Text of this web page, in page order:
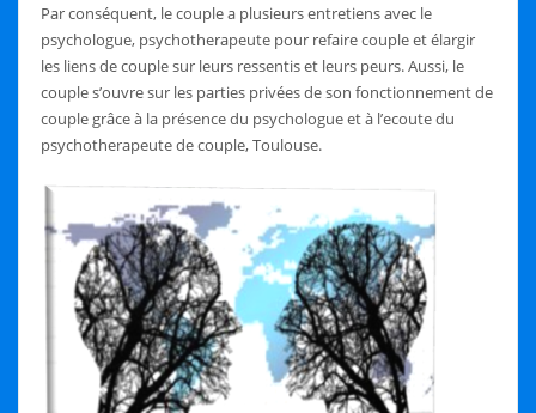
Par conséquent, le couple a plusieurs entretiens avec le
psychologue, psychotherapeute pour refaire couple et élargir
les liens de couple sur leurs ressentis et leurs peurs. Aussi, le
couple s’ouvre sur les parties privées de son fonctionnement de
couple grâce à la présence du psychologue et à l’ecoute du
psychotherapeute de couple, Toulouse.